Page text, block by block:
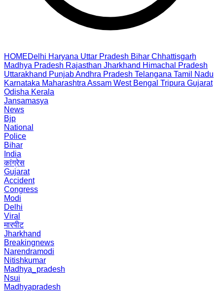
HOMEDelhi Haryana Uttar Pradesh Bihar Chhattisgarh
Madhya Pradesh Rajasthan Jharkhand Himachal Pradesh
Uttarakhand PunjabAndhra Pradesh Telangana Tamil Nadu
Karnataka Maharashtra Assam West Bengal Tripura Gujarat
Odisha Kerala
Jansamasya
News
Bjp
National
Police
Bihar
India
कांग्रेस
Gujarat
Accident
Congress
Modi
Delhi
Viral
मारपीट
Jharkhand
Breakingnews
Narendramodi
Nitishkumar
Madhya_pradesh
Nsui
Madhyapradesh